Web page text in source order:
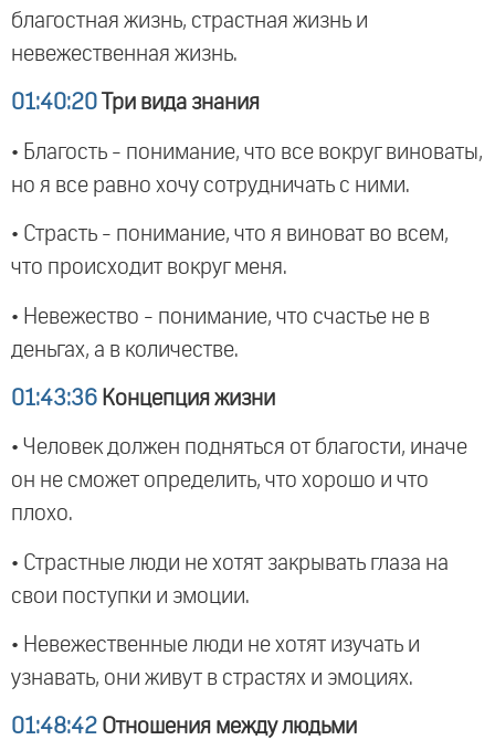
благостная жизнь, страстная жизнь и
невежественная жизнь.
01:40:20 Три вида знания
• Благость - понимание, что все вокруг виноваты,
но я все равно хочу сотрудничать с ними.
• Страсть - понимание, что я виноват во всем,
что происходит вокруг меня.
• Невежество - понимание, что счастье не в
деньгах, а в количестве.
01:43:36 Концепция жизни
• Человек должен подняться от благости, иначе
он не сможет определить, что хорошо и что
плохо.
• Страстные люди не хотят закрывать глаза на
свои поступки и эмоции.
• Невежественные люди не хотят изучать и
узнавать, они живут в страстях и эмоциях.
01:48:42 Отношения между людьми